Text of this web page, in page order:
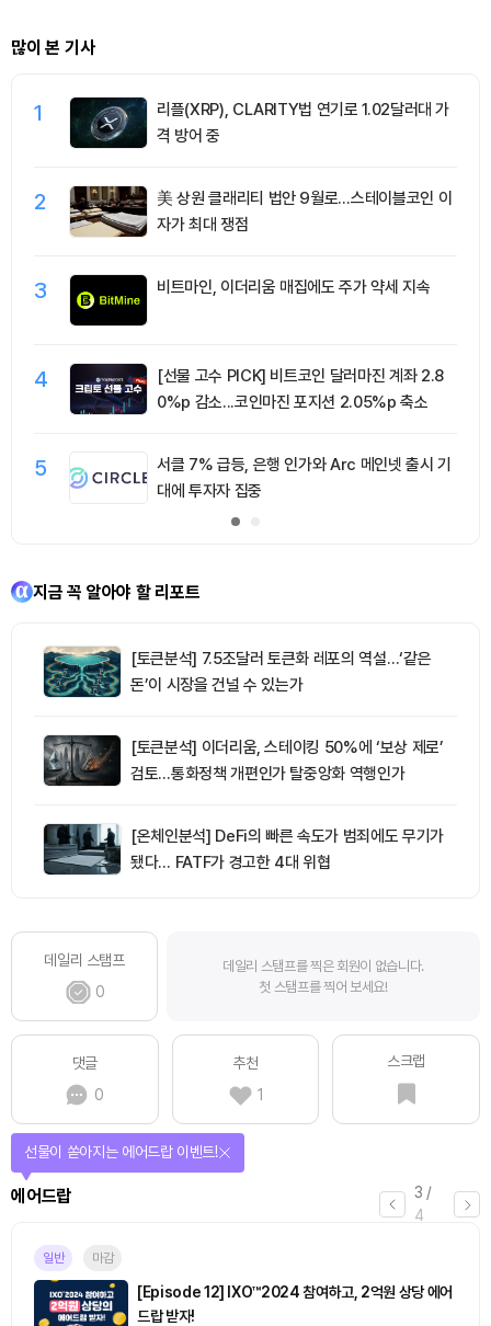
많이 본 기사
1
리플(XRP), CLARITY법 연기로 1.02달러대 가
격 방어 중
2
美 상원 클래리티 법안 9월로…스테이블코인 이
자가 최대 쟁점
3 비트마인, 이더리움 매집에도 주가 약세 지속
4
[선물 고수 PICK] 비트코인 달러마진 계좌 2.8
0%p 감소...코인마진 포지션 2.05%p 축소
5
서클 7% 급등, 은행 인가와 Arc 메인넷 출시 기
대에 투자자 집중
지금 꼭 알아야 할 리포트
[토큰분석] 7.5조달러 토큰화 레포의 역설…‘같은
돈’이 시장을 건널 수 있는가
[토큰분석] 이더리움, 스테이킹 50%에 ‘보상 제로’
검토…통화정책 개편인가 탈중앙화 역행인가
[온체인분석] DeFi의 빠른 속도가 범죄에도 무기가
됐다… FATF가 경고한 4대 위협
데일리 스탬프
0
데일리 스탬프를 찍은 회원이 없습니다.
첫 스탬프를 찍어 보세요!
댓글
0
추천
1
스크랩
3 /
4
에어드랍
선물이 쏟아지는 에어드랍 이벤트!
일반 마감
[Episode 12] IXO™2024 참여하고, 2억원 상당 에어
드랍 받자!